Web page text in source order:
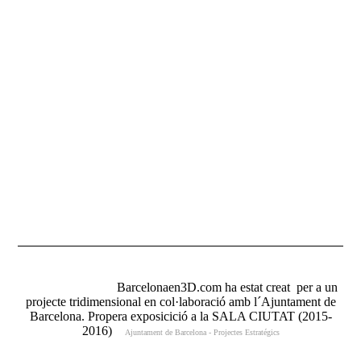
Barcelonaen3D.com ha estat creat per a un
projecte tridimensional en col·laboració amb l´Ajuntament de
Barcelona. Propera exposicició a la SALA CIUTAT (2015-
2016)
Ajuntament de Barcelona - Projectes Estratégics